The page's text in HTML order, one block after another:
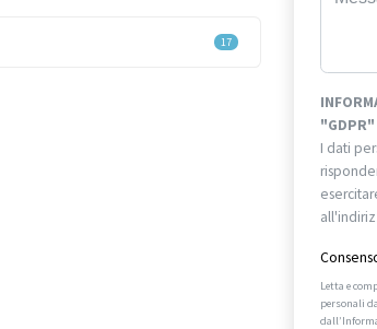
17
"GDPR"
I dati
Letta e
personali